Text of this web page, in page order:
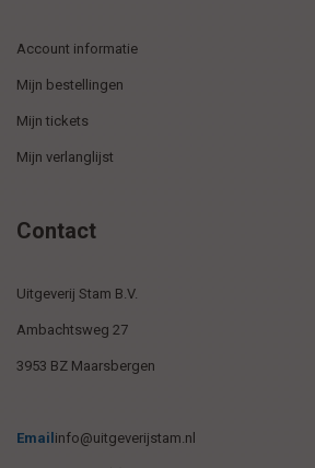
Account informatie
Mijn bestellingen
Mijn tickets
Mijn verlanglijst
Contact
Uitgeverij Stam B.V.
Ambachtsweg 27
3953 BZ Maarsbergen
Emailinfo@uitgeverijstam.nl